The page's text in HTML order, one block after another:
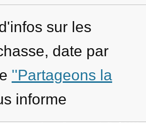
sur les
date par
''Partageons la
informe